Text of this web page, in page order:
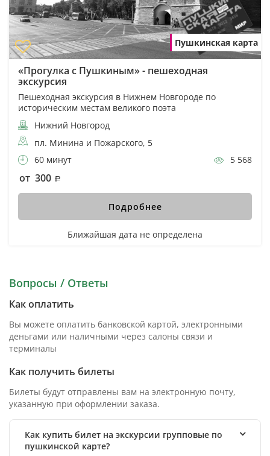
Пушкинская карта
«Прогулка с Пушкиным» - пешеходная
экскурсия
Пешеходная экскурсия в Нижнем Новгороде по
историческим местам великого поэта
Нижний Новгород
пл. Минина и Пожарского, 5
60 минут
5 568
от 300
Подробнее
Ближайшая дата не определена
Вопросы / Ответы
Как оплатить
Вы можете оплатить банковской картой, электронными
деньгами или наличными через салоны связи и
терминалы
Как получить билеты
Билеты будут отправлены вам на электронную почту,
указанную при оформлении заказа.
Как купить билет на экскурсии групповые по
пушкинской карте?